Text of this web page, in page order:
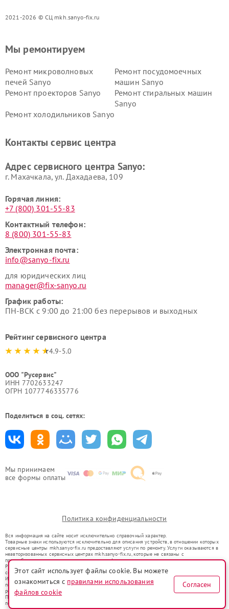
2021-2026 © СЦ mkh.sanyo-fix.ru
Мы принимаем
все формы оплаты
Мы ремонтируем
Ремонт микроволновых
печей Sanyo
Ремонт посудомоечных
машин Sanyo
Ремонт проекторов Sanyo
Ремонт стиральных машин
Sanyo
Ремонт холодильников Sanyo
Контакты сервис центра
Адрес сервисного центра Sanyo:
г. Махачкала, ул. Дахадаева, 109
Горячая линия:
+7 (800) 301-55-83
Контактный телефон:
8 (800) 301-55-83
Электронная почта:
info@sanyo-fix.ru
для юридических лиц
manager@fix-sanyo.ru
График работы:
ПН-ВСК с 9:00 до 21:00 без перерывов и выходных
Рейтинг сервисного центра
4.9-5.0
ООО "Русервис"
ИНН 7702633247
ОГРН 1077746335776
Поделиться в соц. сетях:
Политика конфиденциальности
Вся информация на сайте носит исключительно справочный характер.
Товарные знаки используются исключительно для описания устройств, в отношении которых
сервисные центры mkh.sanyo-fix.ru предоставляют услуги по ремонту. Услуги оказываются в
неавторизованных сервисных центрах mkh.sanyo-fix.ru, которые не связаны с
правообладателями товарных знаков или их официальными представителями.
Ремонт осуществляется для устройств, уже введенных в гражданский оборот в соответствии
со статьей 1487 ГК РФ.
Использование товарных знаков не преследует цели индивидуализации услуг или введения
потребителей в заблуждение, а служит для информирования о предоставляемых услугах по
ремонту техники указанных брендов.
Представленная на сайте информация не является публичной офертой, определяемой
положениями Статьи 437(2) Гражданского кодекса РФ
Этот сайт использует файлы cookie. Вы можете
ознакомиться с правилами использования
файлов cookie
Согласен